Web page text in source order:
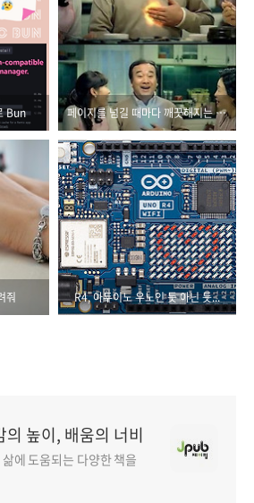
Bun 페이지를 넘길 때마다 깨끗해지는 코드의 비밀
줘 R4, 아두이노 우노인 듯 아닌 듯...
높이, 배움의 너비
에 도움되는 다양한 책을